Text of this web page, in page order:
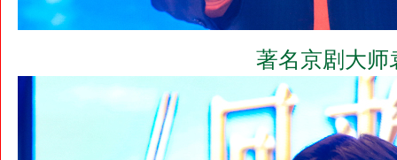
著名京剧大师